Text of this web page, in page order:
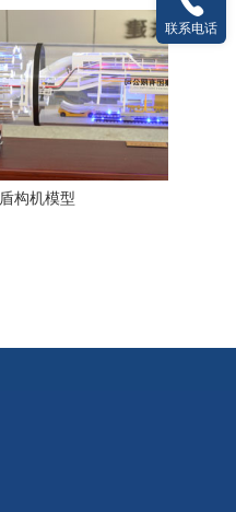
盾构机模型
联系电话